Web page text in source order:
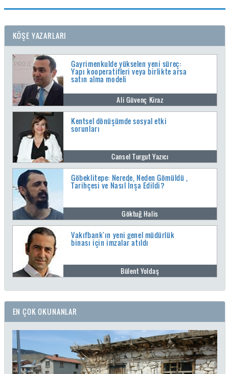
KÖŞE YAZARLARI
Gayrimenkulde yükselen yeni süreç:
Yapı kooperatifleri veya birlikte arsa
satın alma modeli
Ali Güvenç Kiraz
Kentsel dönüşümde sosyal etki
sorunları
Cansel Turgut Yazıcı
Göbeklitepe: Nerede, Neden Gömüldü ,
Tarihçesi ve Nasıl İnşa Edildi?
Göktuğ Halis
Vakıfbank'ın yeni genel müdürlük
binası için imzalar atıldı
Bülent Yoldaş
EN ÇOK OKUNANLAR